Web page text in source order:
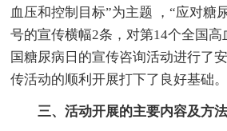
血压和控制目标”为主题 ，“应对糖
号的宣传横幅2条，对第14个全国
国糖尿病日的宣传咨询活动进行了
传活动的顺利开展打下了良好基础。
三、活动开展的主要内容及方法